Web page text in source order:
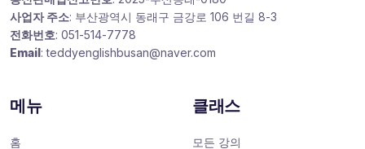
사업자 주소: 부산광역시 동래구 금강로 106 번길 8-3
전화번호: 051-514-7778
Email: teddyenglishbusan@naver.com
메뉴
홈
클래스
모든 강의